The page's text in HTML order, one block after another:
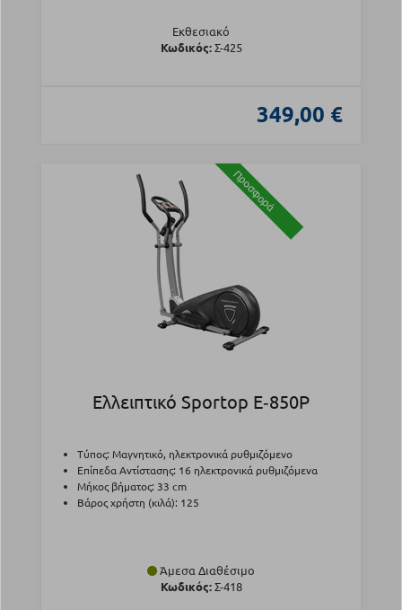
Εκθεσιακό
Κωδικός:Σ-425
349,00 €
Προσφορά
Ελλειπτικό Sportop E‑850P
Τύπος: Μαγνητικό, ηλεκτρονικά ρυθμιζόμενο
Επίπεδα Αντίστασης: 16 ηλεκτρονικά ρυθμιζόμενα
Μήκος βήματος: 33 cm
Βάρος χρήστη (κιλά): 125
Άμεσα Διαθέσιμο
Κωδικός:Σ-418